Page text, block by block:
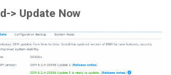
> Update Now